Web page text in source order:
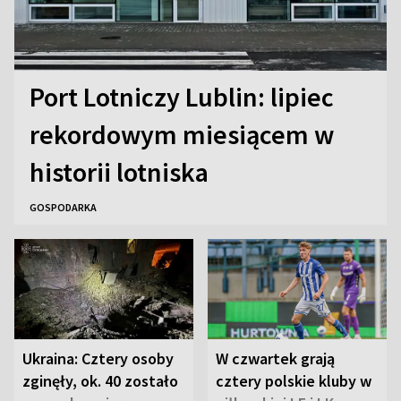
Port Lotniczy Lublin: lipiec
rekordowym miesiącem w
historii lotniska
GOSPODARKA
Ukraina: Cztery osoby
zginęły, ok. 40 zostało
W czwartek grają
cztery polskie kluby w